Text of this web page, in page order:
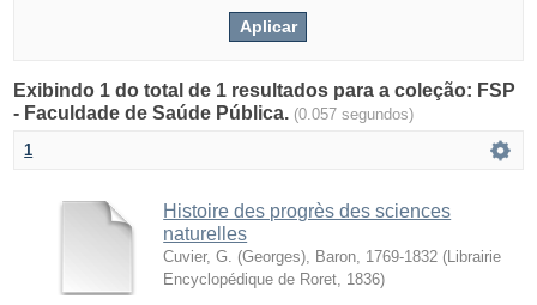
Exibindo 1 do total de 1 resultados para a coleção: FSP
- Faculdade de Saúde Pública. (0.057 segundos)
1
Histoire des progrès des sciences
naturelles
Cuvier, G. (Georges), Baron, 1769-1832 ( Librairie
Encyclopédique de Roret 1836)